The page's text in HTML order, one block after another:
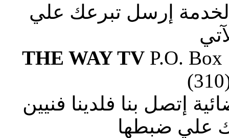
إرسل تبرعك علي
THE WAY TVP.O. Box
إتصل بنا فلدينا فنيين
علي ضبطها